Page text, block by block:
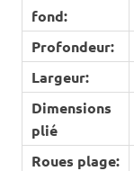
fond:
Profondeur:
Largeur:
Dimensions
plié
Roues plage: